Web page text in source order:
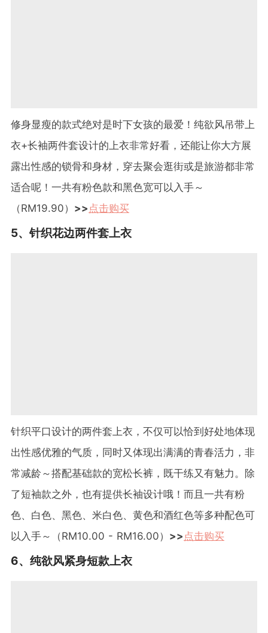
修身显瘦的款式绝对是时下女孩的最爱！纯欲风吊带上
衣+长袖两件套设计的上衣非常好看，还能让你大方展
露出性感的锁骨和身材，穿去聚会逛街或是旅游都非常
适合呢！一共有粉色款和黑色宽可以入手～
（RM19.90） >> 点击购买
5、针织花边两件套上衣
针织平口设计的两件套上衣，不仅可以恰到好处地体现
出性感优雅的气质，同时又体现出满满的青春活力，非
常减龄～搭配基础款的宽松长裤，既干练又有魅力。除
了短袖款之外，也有提供长袖设计哦！而且一共有粉
色、白色、黑色、米白色、黄色和酒红色等多种配色可
以入手～（RM10.00 - RM16.00） >> 点击购买
6、纯欲风紧身短款上衣